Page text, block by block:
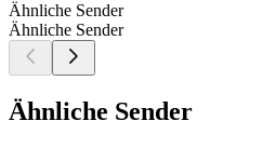
Ähnliche Sender
Ähnliche Sender
Ähnliche Sender